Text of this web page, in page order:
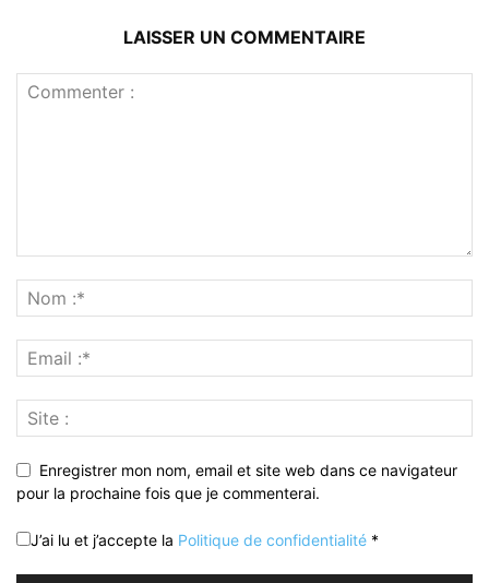
LAISSER UN COMMENTAIRE
Enregistrer mon nom, email et site web dans ce navigateur
pour la prochaine fois que je commenterai.
J’ai lu et j’accepte la Politique de confidentialité *